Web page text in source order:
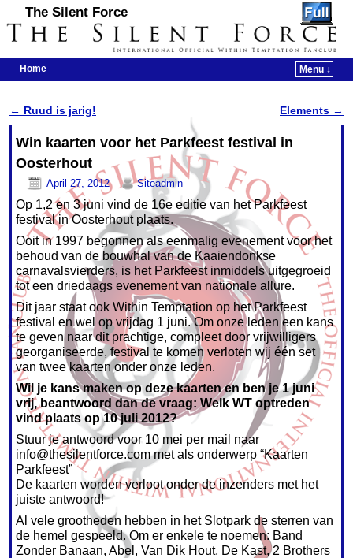
The Silent Force
Home
Menu ↓
Post navigation
← Ruud is jarig! Elements →
Win kaarten voor het Parkfeest festival in
Oosterhout
April 27, 2012 Siteadmin
Op 1,2 en 3 juni vind de 16e editie van het Parkfeest
festival in Oosterhout plaats.
Ooit in 1997 begonnen als eenmalig evenement voor het
behoud van de bouwhal van de Kaaiendonkse
carnavalsvierders, is het Parkfeest inmiddels uitgegroeid
tot een driedaags evenement van nationale allure.
Dit jaar staat ook Within Temptation op het Parkfeest
festival en wel op vrijdag 1 juni. Om onze leden een kans
te geven naar dit prachtige, compleet door vrijwilligers
georganiseerde, festival te komen verloten wij één set
van twee kaarten onder onze leden.
Wil je kans maken op deze kaarten en ben je 1 juni
vrij, beantwoord dan de vraag: Welk WT optreden
vind plaats op 10 juli 2012?
Stuur je antwoord voor 10 mei per mail naar
info@thesilentforce.com met als onderwerp “Kaarten
Parkfeest”
De kaarten worden verloot onder de inzenders met het
juiste antwoord!
Al vele grootheden hebben in het Slotpark de sterren van
de hemel gespeeld. Om er enkele te noemen: Band
Zonder Banaan, Abel, Van Dik Hout, De Kast, 2 Brothers